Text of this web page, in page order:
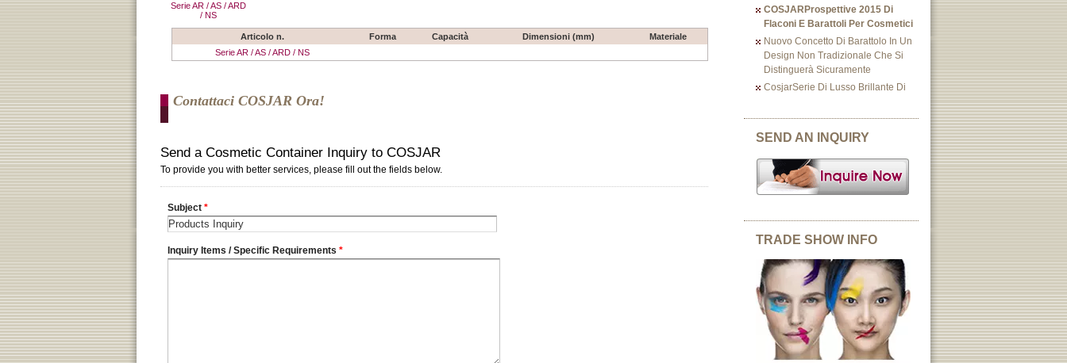
Serie AR / AS / ARD
/ NS
Articolo n. Forma Capacità Dimensioni (mm)
Materiale
Serie AR / AS / ARD / NS
Contattaci COSJAR Ora!
COSJARProspettive 2015 Di
Flaconi E Barattoli Per Cosmetici
Nuovo Concetto Di Barattolo In Un
Design Non Tradizionale Che Si
Distinguerà Sicuramente
CosjarSerie Di Lusso Brillante Di
SEND AN INQUIRY
TRADE SHOW INFO